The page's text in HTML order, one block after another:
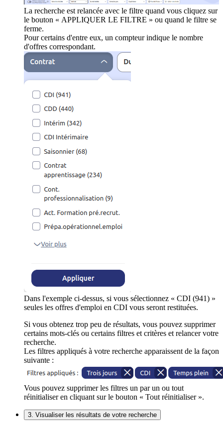
La recherche est relancée avec le filtre quand vous cliquez sur
le bouton « APPLIQUER LE FILTRE » ou quand le filtre se
ferme.
Pour certains d'entre eux, un compteur indique le nombre
d'offres correspondant.
Dans l'exemple ci-dessus, si vous sélectionnez « CDI (941) »
seules les offres d'emploi en CDI vous seront restituées.
Si vous obtenez trop peu de résultats, vous pouvez supprimer
certains mots-clés ou certains filtres et critères et relancer votre
recherche.
Les filtres appliqués à votre recherche apparaissent de la façon
suivante :
Vous pouvez supprimer les filtres un par un ou tout
réinitialiser en cliquant sur le bouton « Tout réinitialiser ».
3. Visualiser les résultats de votre recherche